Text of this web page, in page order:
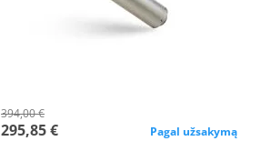
394,00 €
295,85 € Pagal užsakymą